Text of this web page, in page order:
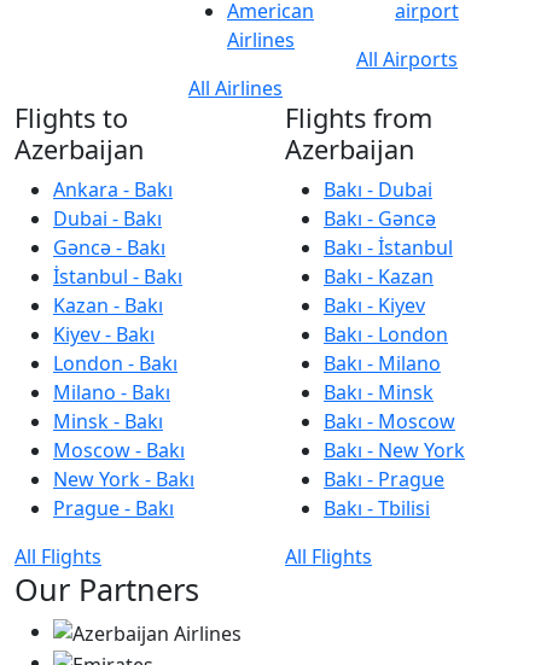
American
Airlines
All Airlines
airport
All Airports
Flights to
Azerbaijan
Ankara - Bakı
Dubai - Bakı
Gəncə - Bakı
İstanbul - Bakı
Kazan - Bakı
Kiyev - Bakı
London - Bakı
Milano - Bakı
Minsk - Bakı
Moscow - Bakı
New York - Bakı
Prague - Bakı
All Flights
Flights from
Azerbaijan
Bakı - Dubai
Bakı - Gəncə
Bakı - İstanbul
Bakı - Kazan
Bakı - Kiyev
Bakı - London
Bakı - Milano
Bakı - Minsk
Bakı - Moscow
Bakı - New York
Bakı - Prague
Bakı - Tbilisi
All Flights
Our Partners